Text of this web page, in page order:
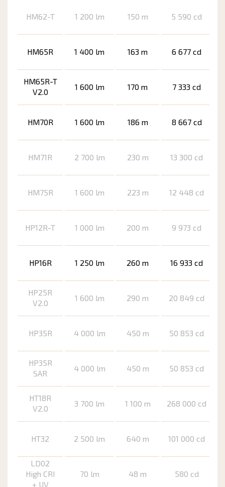
HM62-T 1 200 lm 150 m 5 590 cd
HM65R 1 400 lm 163 m 6 677 cd
HM65R-T
V2.0
1 600 lm 170 m 7 333 cd
HM70R 1 600 lm 186 m 8 667 cd
HM71R 2 700 lm 230 m 13 300 cd
HM75R 1 600 lm 223 m 12 448 cd
HP12R-T 1 000 lm 200 m 9 973 cd
HP16R 1 250 lm 260 m 16 933 cd
HP25R
V2.0
1 600 lm 290 m 20 849 cd
HP35R 4 000 lm 450 m 50 853 cd
HP35R
SAR
4 000 lm 450 m 50 853 cd
HT18R
V2.0
3 700 lm 1 100 m 268 000 cd
HT32 2 500 lm 640 m 101 000 cd
LD02
High CRI
+ UV
70 lm 48 m 580 cd